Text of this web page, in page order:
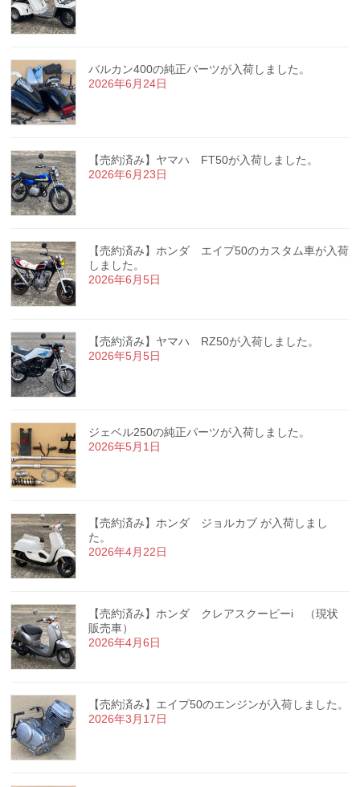
バルカン400の純正パーツが入荷しました。
2026年6月24日
【売約済み】ヤマハ FT50が入荷しました。
2026年6月23日
【売約済み】ホンダ エイプ50のカスタム車が入荷
しました。
2026年6月5日
【売約済み】ヤマハ RZ50が入荷しました。
2026年5月5日
ジェベル250の純正パーツが入荷しました。
2026年5月1日
【売約済み】ホンダ ジョルカブ が入荷しまし
た。
2026年4月22日
【売約済み】ホンダ クレアスクーピーi （現状
販売車）
2026年4月6日
【売約済み】エイプ50のエンジンが入荷しました。
2026年3月17日